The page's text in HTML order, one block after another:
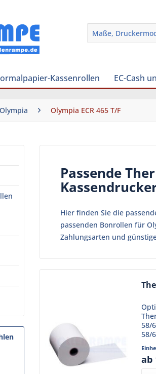
Kassenrollen EC-Cash
Olympia Olympia ECR 465 T/F
Passende
Hier finden Sie die
passenden Bonrollen für
Zahlungsarten und
58/
58/
am
57
ab